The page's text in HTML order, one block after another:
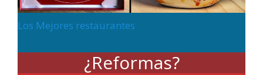
Los Mejores restaurantes
¿Reformas?